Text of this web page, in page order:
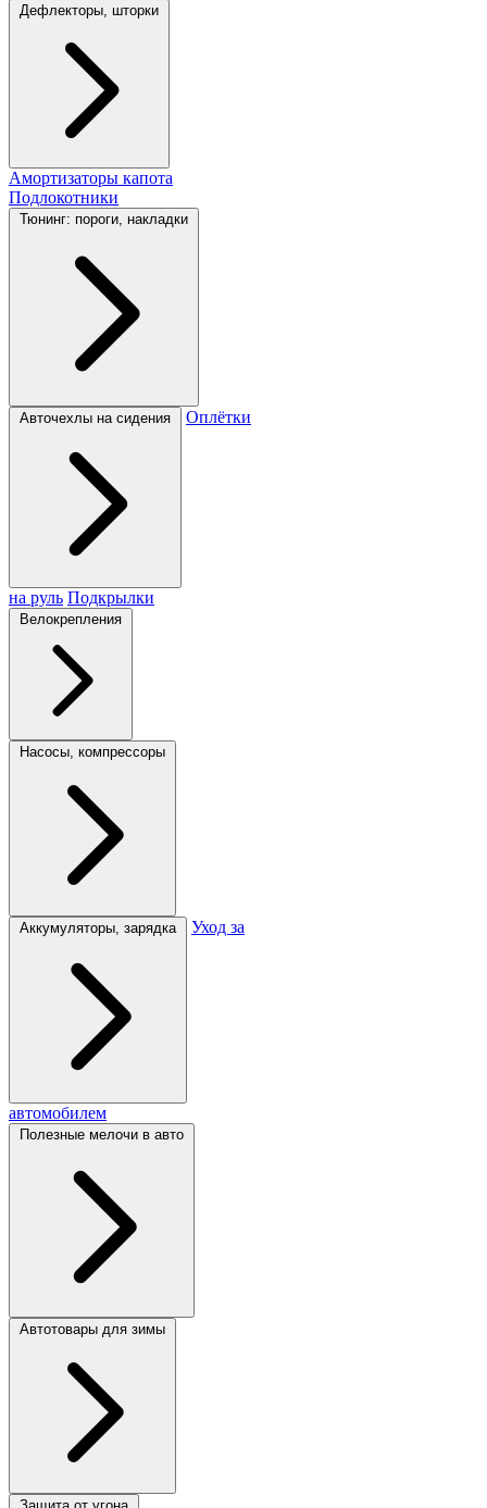
Дефлекторы, шторки
Амортизаторы капота
Подлокотники
Тюнинг: пороги, накладки
Авточехлы на сидения Оплётки
на руль Подкрылки
Велокрепления
Насосы, компрессоры
Аккумуляторы, зарядка Уход за
автомобилем
Полезные мелочи в авто
Автотовары для зимы